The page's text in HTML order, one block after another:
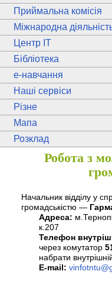
Приймальна комісія
Міжнародна
Центр ІТ
Бібліотека
e-навчання
Наші сервіси
Різне
Мапа
Розклад
Робота з
Начальник відділу у
громадськістю —
Адреса:
к.207
Телефон
через комутатор
набрати
E-mail: